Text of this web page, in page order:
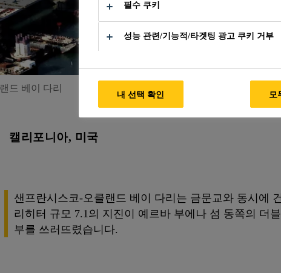
드 베이 다리
캘리포니아, 미국
샌프란시스코-오클랜드 베이 다리는 금문교와 동시에
리히터 규모 7.1의 지진이 예르바 부에나 섬 동쪽의 더
부를 쓰러뜨렸습니다.
필수 쿠키
성능 관련/기능적/타겟팅 광고 쿠키 거부
내 선택 확인 모